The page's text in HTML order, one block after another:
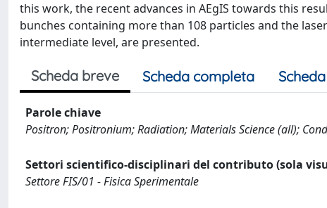
this work, the recent advances in AEgIS towards this
bunches containing more than 108 particles and the
intermediate level, are presented.
Scheda breve Scheda completa
Parole chiave
Positron; Positronium; Radiation; Materials Science (all);
Settori scientifico-disciplinari del contributo (sola
Settore FIS/01 - Fisica Sperimentale